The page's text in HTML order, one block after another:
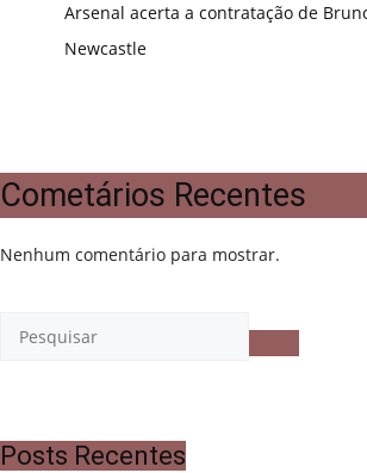
Arsenal acerta a contratação de
Newcastle
Cometários Recentes
Nenhum comentário para mostrar.
Posts Recentes